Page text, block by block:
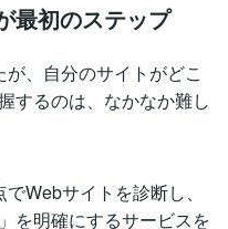
最初のステップ
、自分のサイトがどこ
するのは、なかなか難し
Webサイトを診断し、
を明確にするサービスを